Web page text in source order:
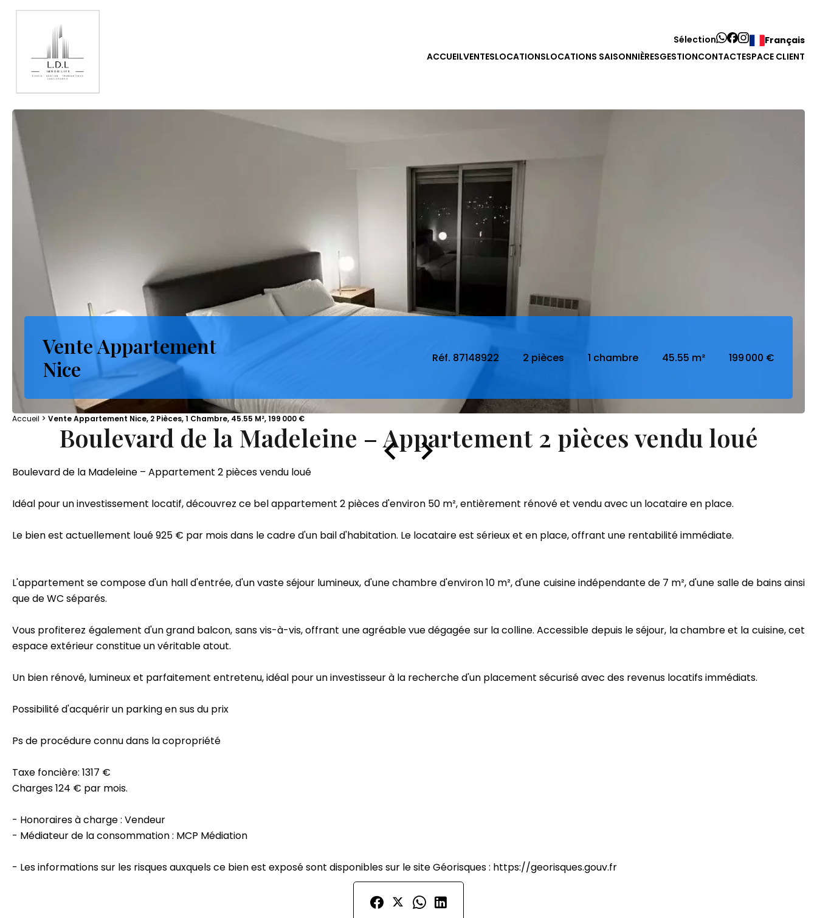
Sélection
Français
ACCUEILVENTESLOCATIONSLOCATIONS SAISONNIÈRESGESTIONCONTACTESPACE CLIENT
Vente Appartement
Nice
Réf. 87148922 2 pièces 1 chambre 45.55 m² 199 000 €
Accueil Vente Appartement Nice, 2 Pièces, 1 Chambre, 45.55 M², 199 000 €
Boulevard de la Madeleine – Appartement 2 pièces vendu loué
Boulevard de la Madeleine – Appartement 2 pièces vendu loué
Idéal pour un investissement locatif, découvrez ce bel appartement 2 pièces d'environ 50 m², entièrement rénové et vendu avec un locataire en place.
Le bien est actuellement loué 925 € par mois dans le cadre d'un bail d'habitation. Le locataire est sérieux et en place, offrant une rentabilité immédiate.
L'appartement se compose d'un hall d'entrée, d'un vaste séjour lumineux, d'une chambre d'environ 10 m², d'une cuisine indépendante de 7 m², d'une salle de bains ainsi
que de WC séparés.
Vous profiterez également d'un grand balcon, sans vis-à-vis, offrant une agréable vue dégagée sur la colline. Accessible depuis le séjour, la chambre et la cuisine, cet
espace extérieur constitue un véritable atout.
Un bien rénové, lumineux et parfaitement entretenu, idéal pour un investisseur à la recherche d'un placement sécurisé avec des revenus locatifs immédiats.
Possibilité d'acquérir un parking en sus du prix
Ps de procédure connu dans la copropriété
Taxe foncière: 1317 €
Charges 124 € par mois.
- Honoraires à charge : Vendeur
- Médiateur de la consommation : MCP Médiation
- Les informations sur les risques auxquels ce bien est exposé sont disponibles sur le site Géorisques : https://georisques.gouv.fr